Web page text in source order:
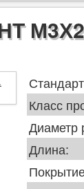
Класс
Диаметр
Длина: